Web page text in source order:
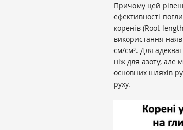
Причому цей
ефективності
коренів (Root
використання
см/см³. Для
ніж для азоту, але
основних шляхів
руху.